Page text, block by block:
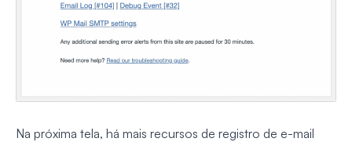
Na próxima tela, há mais recursos de registro de e-mail